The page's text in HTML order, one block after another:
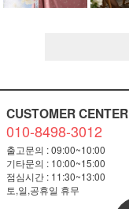
CUSTOMER CENTER
010-8498-3012
출고문의 : 09:00~10:00
기타문의 : 10:00~15:00
점심시간 : 11:30~13:00
토,일,공휴일 휴무